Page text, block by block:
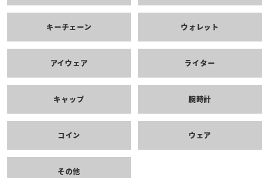
キーチェーン ウォレット
アイウェア ライター
キャップ 腕時計
コイン ウェア
その他